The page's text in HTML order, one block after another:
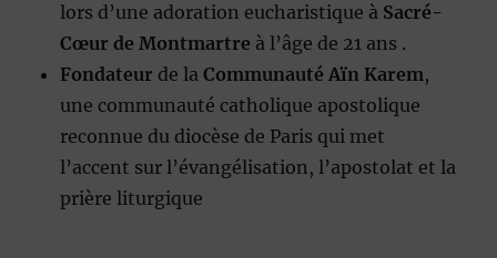
lors d’une adoration eucharistique à Sacré-
Cœur de Montmartre à l’âge de 21 ans .
Fondateur de laCommunauté Aïn Karem,
une communauté catholique apostolique
reconnue du diocèse de Paris qui met
l’accent sur l’évangélisation, l’apostolat et la
prière liturgique